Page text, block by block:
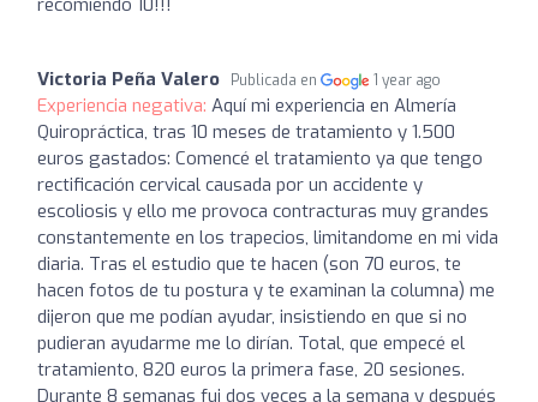
Victoria Peña Valero Publicada en 1 year ago
Experiencia negativa: Aquí mi experiencia en Almería
Quiropráctica, tras 10 meses de tratamiento y 1.500
euros gastados: Comencé el tratamiento ya que tengo
rectificación cervical causada por un accidente y
escoliosis y ello me provoca contracturas muy grandes
constantemente en los trapecios, limitandome en mi vida
diaria. Tras el estudio que te hacen (son 70 euros, te
hacen fotos de tu postura y te examinan la columna) me
dijeron que me podían ayudar, insistiendo en que si no
pudieran ayudarme me lo dirían. Total, que empecé el
tratamiento, 820 euros la primera fase, 20 sesiones.
Durante 8 semanas fui dos veces a la semana y después